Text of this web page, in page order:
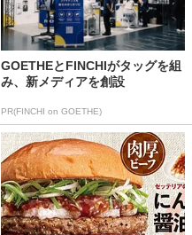
GOETHEとFINCHIがタッグを組
み、新メディアを創設
PR(FINCHI on GOETHE)